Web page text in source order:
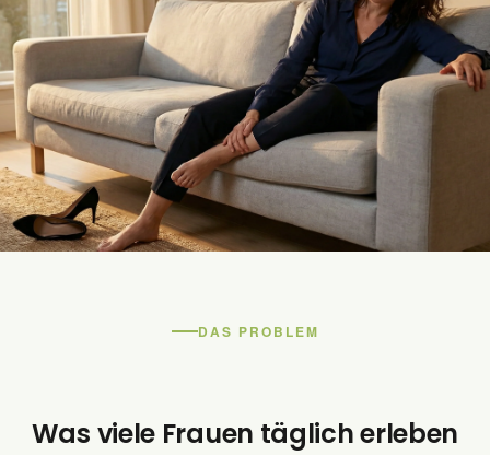
schreien trotzdem.
eine Pause.
DAS PROBLEM
Was viele Frauen täglich erleben